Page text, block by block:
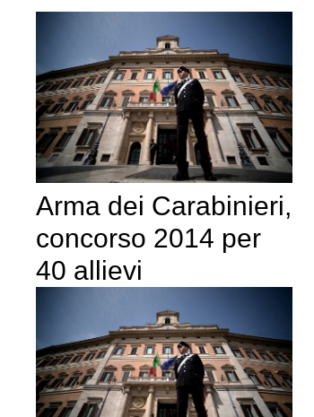
Arma dei Carabinieri,
concorso 2014 per
40 allievi